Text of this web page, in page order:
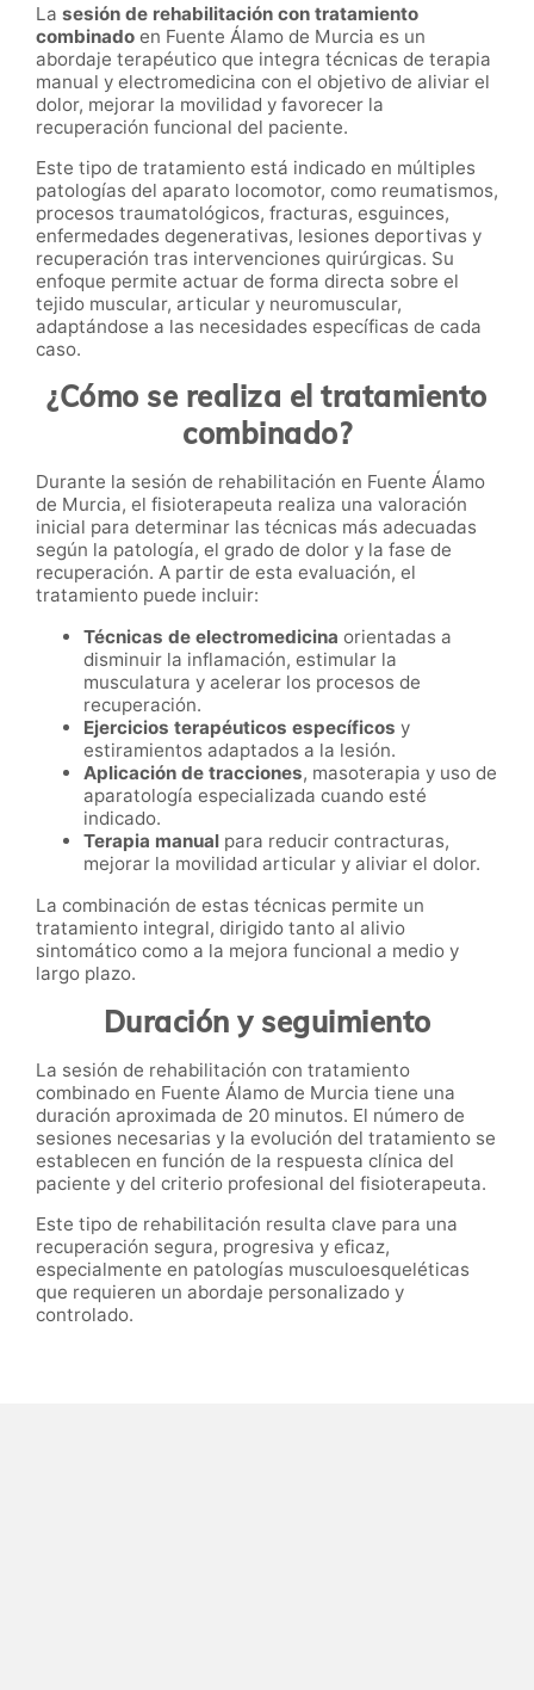
La sesión de rehabilitación con tratamiento
combinado en Fuente Álamo de Murcia es un
abordaje terapéutico que integra técnicas de terapia
manual y electromedicina con el objetivo de aliviar el
dolor, mejorar la movilidad y favorecer la
recuperación funcional del paciente.
Este tipo de tratamiento está indicado en múltiples
patologías del aparato locomotor, como reumatismos,
procesos traumatológicos, fracturas, esguinces,
enfermedades degenerativas, lesiones deportivas y
recuperación tras intervenciones quirúrgicas. Su
enfoque permite actuar de forma directa sobre el
tejido muscular, articular y neuromuscular,
adaptándose a las necesidades específicas de cada
caso.
¿Cómo se realiza el tratamiento
combinado?
Durante la sesión de rehabilitación en Fuente Álamo
de Murcia, el fisioterapeuta realiza una valoración
inicial para determinar las técnicas más adecuadas
según la patología, el grado de dolor y la fase de
recuperación. A partir de esta evaluación, el
tratamiento puede incluir:
Técnicas de electromedicina orientadas a
disminuir la inflamación, estimular la
musculatura y acelerar los procesos de
recuperación.
Ejercicios terapéuticos específicos y
estiramientos adaptados a la lesión.
Aplicación de tracciones, masoterapia y uso de
aparatología especializada cuando esté
indicado.
Terapia manual para reducir contracturas,
mejorar la movilidad articular y aliviar el dolor.
La combinación de estas técnicas permite un
tratamiento integral, dirigido tanto al alivio
sintomático como a la mejora funcional a medio y
largo plazo.
Duración y seguimiento
La sesión de rehabilitación con tratamiento
combinado en Fuente Álamo de Murcia tiene una
duración aproximada de 20 minutos. El número de
sesiones necesarias y la evolución del tratamiento se
establecen en función de la respuesta clínica del
paciente y del criterio profesional del fisioterapeuta.
Este tipo de rehabilitación resulta clave para una
recuperación segura, progresiva y eficaz,
especialmente en patologías musculoesqueléticas
que requieren un abordaje personalizado y
controlado.